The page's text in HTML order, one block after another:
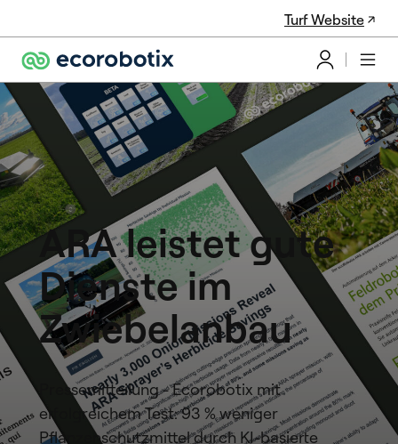
Turf Website
ARA leistet gute
Dienste im
Zwiebelanbau
Pressemitteilung - Ecorobotix mit
erfolgreichem Test: 93 % weniger
Pflanzenschutzmittel durch KI-basierte